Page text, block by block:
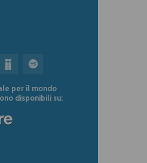
per il mondo
disponibili su: